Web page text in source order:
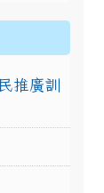
推廣訓